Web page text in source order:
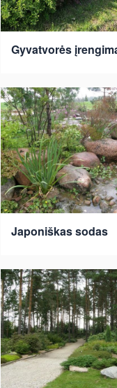
Gyvatvorės
Japoniškas sodas